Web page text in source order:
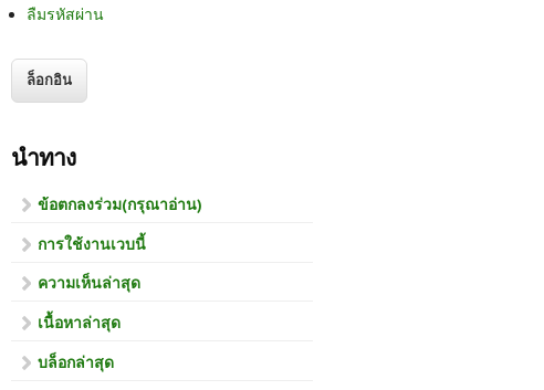
ลืมรหัสผ่าน
นำทาง
ข้อตกลงร่วม(กรุณาอ่าน)
การใช้งานเวบนี้
ความเห็นล่าสุด
เนื้อหาล่าสุด
บล็อกล่าสุด